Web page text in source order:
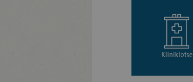
Kliniklotse